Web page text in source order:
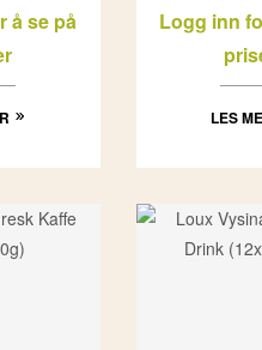
å se på
Logg inn
LES